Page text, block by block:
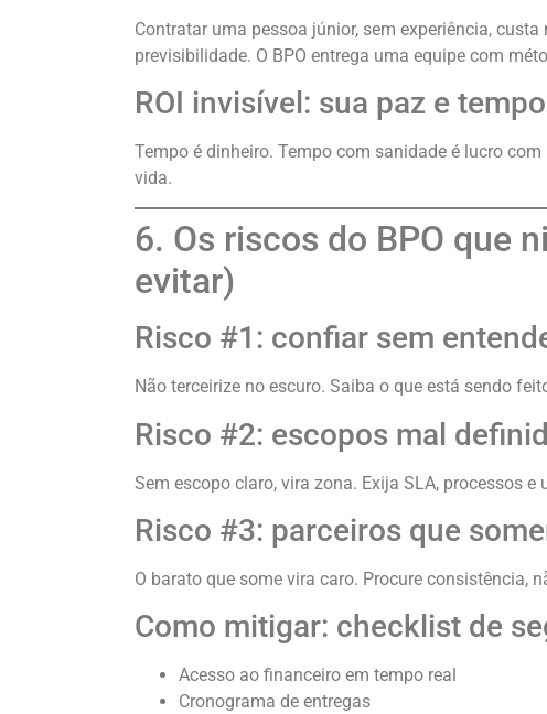
Contratar uma pessoa júnior, sem experiência,
previsibilidade. O BPO entrega uma equipe com
ROI invisível: sua paz e
Tempo é dinheiro. Tempo com sanidade é lucro
vida.
6. Os riscos do BPO que
evitar)
Risco #1: confiar sem
Não terceirize no escuro. Saiba o que está sendo
Risco #2: escopos mal
Sem escopo claro, vira zona. Exija SLA, processos
Risco #3: parceiros que
O barato que some vira caro. Procure consistência,
Como mitigar: checklist de
Acesso ao financeiro em tempo real
Cronograma de entregas